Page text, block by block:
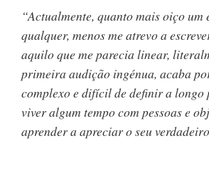
“Actualmente, quanto mais oiço um
qualquer, menos me atrevo a
aquilo que me parecia linear,
primeira audição ingénua, acaba
complexo e difícil de definir a longo
viver algum tempo com pessoas e
aprender a apreciar o seu